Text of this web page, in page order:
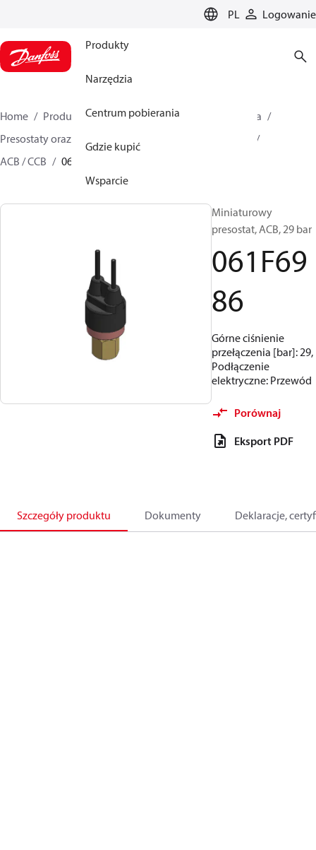
PL Logowanie
Produkty
Narzędzia
Centrum pobierania
Gdzie kupić
Wsparcie
Home Produkty
Climate Solutions dla chłodnictwa
Presostaty oraz termostaty
ACB / CCB
061F6986
Miniaturowy
presostat, ACB, 29 bar
061F69
86
Górne ciśnienie
przełączenia [bar]: 29,
Podłączenie
elektryczne: Przewód
Porównaj
Eksport PDF
Szczegóły produktu Dokumenty Deklaracje,